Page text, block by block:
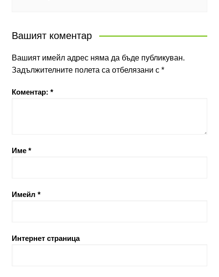
Вашият коментар
Вашият имейл адрес няма да бъде публикуван.
Задължителните полета са отбелязани с *
Коментар: *
Име *
Имейл *
Интернет страница